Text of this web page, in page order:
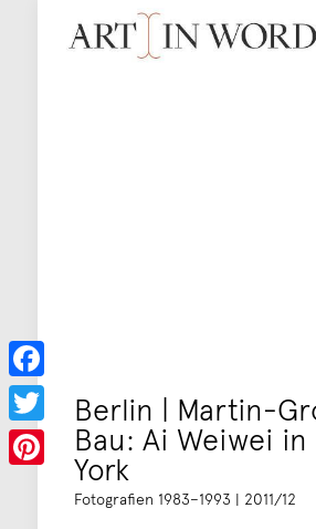
Berlin | Martin-
Bau: Ai Weiwei in
York
Fotografien 1983–1993 | 2011/12
Facebook
Twitter